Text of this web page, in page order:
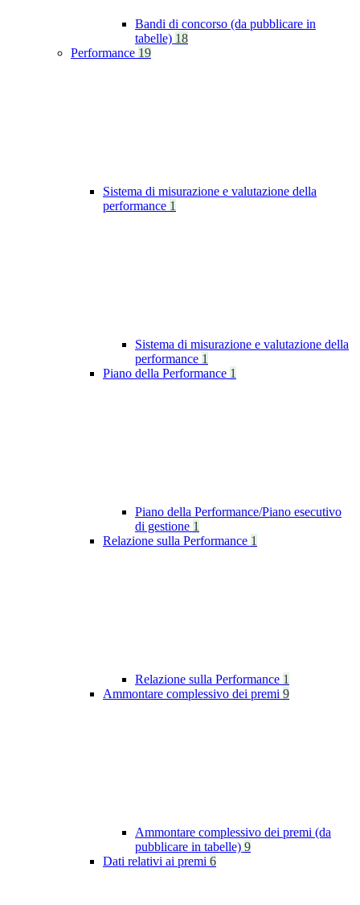
Bandi di concorso (da pubblicare in
tabelle) 18
Performance 19
Sistema di misurazione e valutazione della
performance 1
Sistema di misurazione e valutazione della
performance 1
Piano della Performance 1
Piano della Performance/Piano esecutivo
di gestione 1
Relazione sulla Performance 1
Relazione sulla Performance 1
Ammontare complessivo dei premi 9
Ammontare complessivo dei premi (da
pubblicare in tabelle) 9
Dati relativi ai premi 6